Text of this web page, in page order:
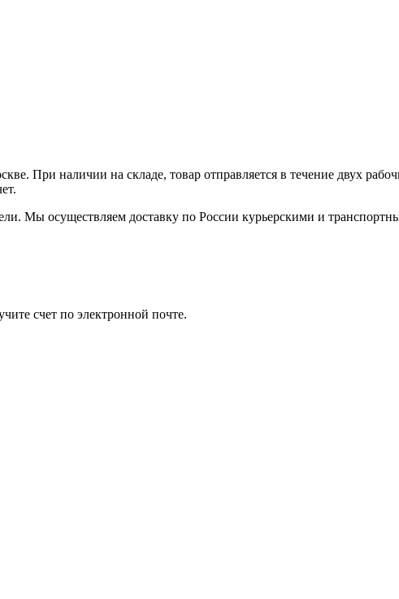
При наличии на складе, товар отправляется в течение двух
Мы осуществляем доставку по России курьерскими и
счет по электронной почте.